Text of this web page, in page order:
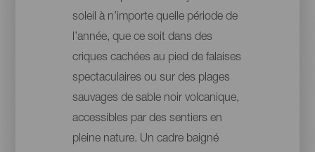
soleil à n’importe quelle période de
l’année, que ce soit dans des
criques cachées au pied de falaises
spectaculaires ou sur des plages
sauvages de sable noir volcanique,
accessibles par des sentiers en
pleine nature. Un cadre baigné